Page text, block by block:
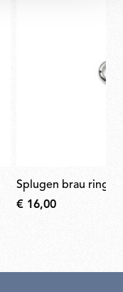
splugen brau ring
€ 16,00